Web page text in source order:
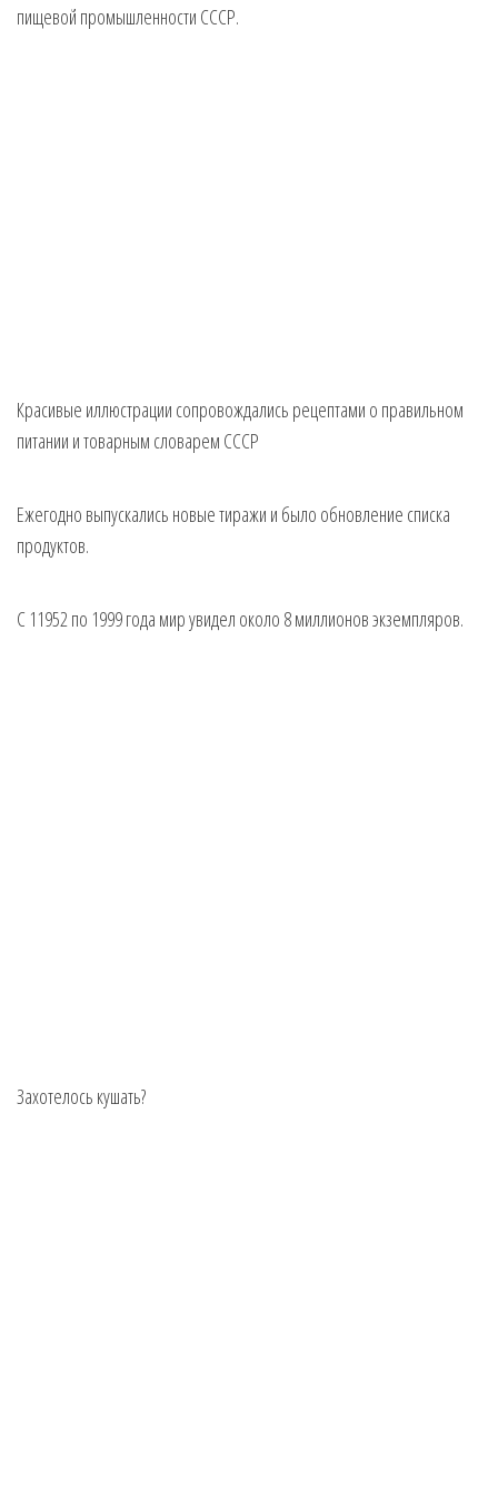
пищевой промышленности СССР.
Красивые иллюстрации сопровождались рецептами о правильном
питании и товарным словарем СССР
Ежегодно выпускались новые тиражи и было обновление списка
продуктов.
С 11952 по 1999 года мир увидел около 8 миллионов экземпляров.
Захотелось кушать?